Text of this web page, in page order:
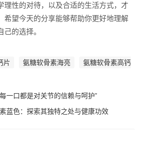
理性的对待，以及合适的生活方式，才
希望今天的分享能够帮助你更好地理解
的选择。
片 氨糖软骨素海亮
氨糖软骨素高钙
一口都是对关节的信赖与呵护”
蓝色：探索其独特之处与健康功效